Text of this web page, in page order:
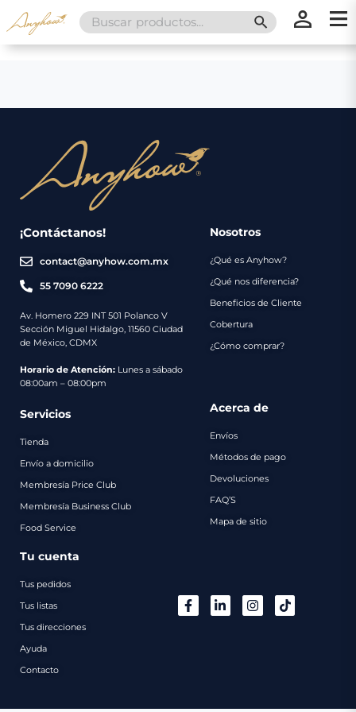
Search
for:
SEARCH
¡Contáctanos!
contact@anyhow.com.mx
55 7090 6222
Av. Homero 229 INT 501 Polanco V
Sección Miguel Hidalgo, 11560 Ciudad
de México, CDMX
Horario de Atención: Lunes a sábado
08:00am – 08:00pm
Nosotros
¿Qué es Anyhow?
¿Qué nos diferencia?
Beneficios de Cliente
Cobertura
¿Cómo comprar?
Servicios
Tienda
Envío a domicilio
Membresía Price Club
Membresía Business Club
Food Service
Acerca de
Envíos
Métodos de pago
Devoluciones
FAQ’S
Mapa de sitio
Tu cuenta
Tus pedidos
Tus listas
Tus direcciones
Ayuda
Contacto
Nosotros
Servicios
Envíos
Métodos
de
Catálogo
Regalos
Contacto